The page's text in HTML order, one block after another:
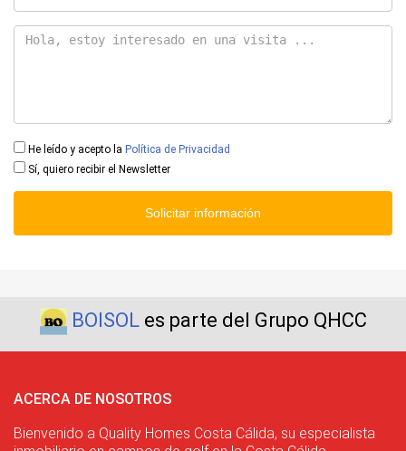
He leído y acepto la Política de Privacidad
Sí, quiero recibir el Newsletter
Solicitar información
BOISOLes parte del Grupo QHCC
ACERCA DE NOSOTROS
Bienvenido a Quality Homes Costa Cálida, su especialista